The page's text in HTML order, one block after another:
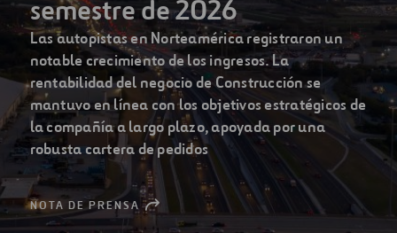
Somos una de las
principales compañías
globales de infraestructuras